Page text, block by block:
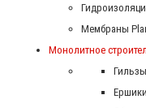
Мембраны
Монолитное